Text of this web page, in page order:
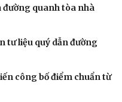
đường quanh tòa nhà
tư liệu quý dẫn đường
công bố điểm chuẩn từ